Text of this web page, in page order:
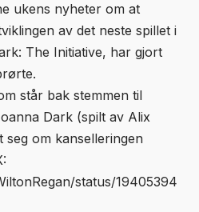
ukens nyheter om at
av det neste spillet i
The Initiative, har gjort
står bak stemmen til
Dark (spilt av Alix
om kanselleringen
status/19405394